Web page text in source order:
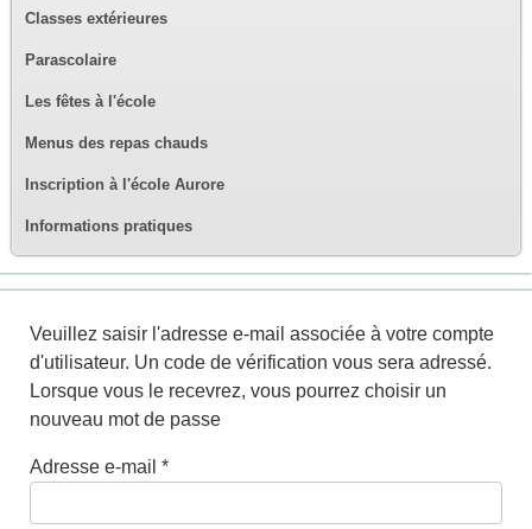
Classes extérieures
Parascolaire
Les fêtes à l'école
Menus des repas chauds
Inscription à l'école Aurore
Informations pratiques
Veuillez saisir l'adresse e-mail associée à votre compte
d'utilisateur. Un code de vérification vous sera adressé.
Lorsque vous le recevrez, vous pourrez choisir un
nouveau mot de passe
Adresse e-mail *